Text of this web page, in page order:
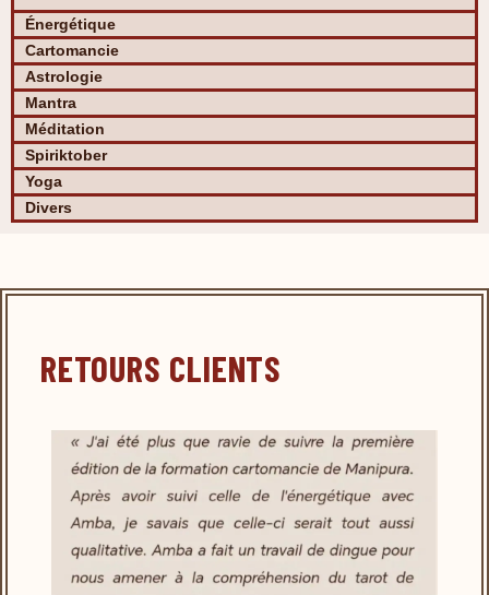
Énergétique
Cartomancie
Astrologie
Mantra
Méditation
Spiriktober
Yoga
Divers
RETOURS CLIENTS